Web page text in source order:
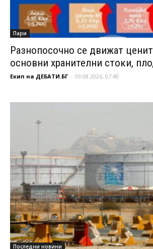
Пари
Разнопосочно се движат
основни хранителни стоки,
Екип на ДЕБАТИ.БГ - 09.08.2026, 07:40
Последни новини